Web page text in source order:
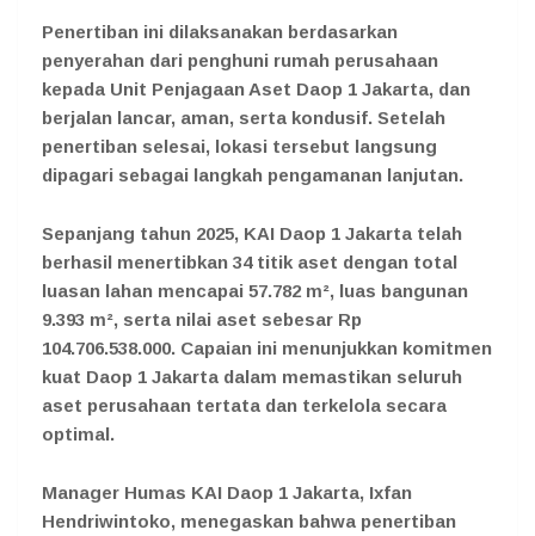
Penertiban ini dilaksanakan berdasarkan
penyerahan dari penghuni rumah perusahaan
kepada Unit Penjagaan Aset Daop 1 Jakarta, dan
berjalan lancar, aman, serta kondusif. Setelah
penertiban selesai, lokasi tersebut langsung
dipagari sebagai langkah pengamanan lanjutan.
Sepanjang tahun 2025, KAI Daop 1 Jakarta telah
berhasil menertibkan 34 titik aset dengan total
luasan lahan mencapai 57.782 m², luas bangunan
9.393 m², serta nilai aset sebesar Rp
104.706.538.000. Capaian ini menunjukkan komitmen
kuat Daop 1 Jakarta dalam memastikan seluruh
aset perusahaan tertata dan terkelola secara
optimal.
Manager Humas KAI Daop 1 Jakarta, Ixfan
Hendriwintoko, menegaskan bahwa penertiban